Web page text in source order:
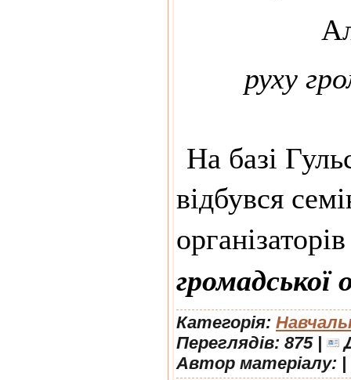
руху
На базі
відбувся
громадської
Категорія:
Переглядів: 875 |
Автор матеріалу: